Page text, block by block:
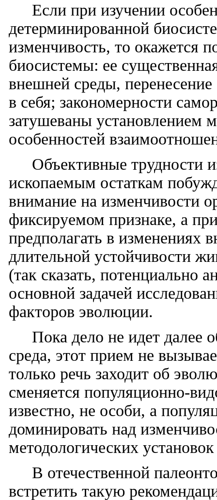
Если при изучении
детерминированной
изменчивость, то окажется
биосистемы: ее
внешней среды,
в себя; закономерности
затушеваны установлением
особенностей
Объективные трудности
ископаемым остаткам
внимание на изменчивости
фиксируемом признаке, а
предполагать в изменениях
длительной устойчивости
(так сказать, потенциально
основной задачей
факторов эволюции.
Пока дело не идет
среда, этот прием не
только речь заходит об
сменяется популяционно-
известно, не особи, а
доминировать над
методологических
В отечественной
встретить такую